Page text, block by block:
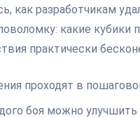
как разработчикам
какие кубики
практически
проходят в
боя можно